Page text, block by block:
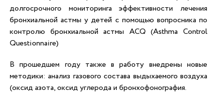
долгосрочного мониторинга эффективности лечения
бронхиальной астмы у детей с помощью вопросника по
контролю бронхиальной астмы ACQ (Asthma Control
Questionnaire)
В прошедшем году также в работу внедрены новые
методики: анализ газового состава выдыхаемого воздуха
(оксид азота, оксид углерода и бронхофонография.